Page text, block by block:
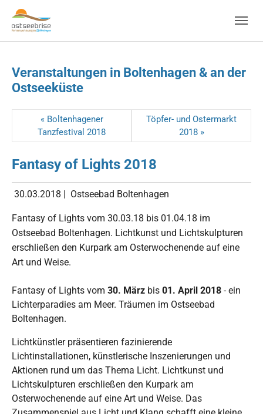
Skip to main navigation
Zum Hauptinhalt springen
Skip to page footer
Veranstaltungen in Boltenhagen & an der
Ostseeküste
« Boltenhagener
Tanzfestival 2018
Töpfer- und Ostermarkt
2018 »
Fantasy of Lights 2018
30.03.2018 | Ostseebad Boltenhagen
Fantasy of Lights vom 30.03.18 bis 01.04.18 im
Ostseebad Boltenhagen. Lichtkunst und Lichtskulpturen
erschließen den Kurpark am Osterwochenende auf eine
Art und Weise.
Fantasy of Lights vom 30. März bis 01. April 2018 - ein
Lichterparadies am Meer. Träumen im Ostseebad
Boltenhagen.
Lichtkünstler präsentieren fazinierende
Lichtinstallationen, künstlerische Inszenierungen und
Aktionen rund um das Thema Licht. Lichtkunst und
Lichtskulpturen erschließen den Kurpark am
Osterwochenende auf eine Art und Weise. Das